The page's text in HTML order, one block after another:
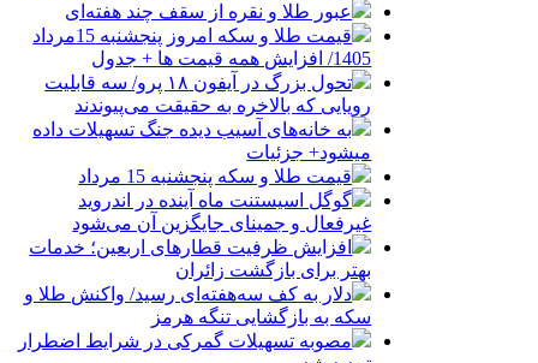
عبور طلا و نقره از سقف چند هفته‌ای
قیمت طلا و سکه امروز پنجشنبه 15مرداد
1405/ افزایش همه قیمت ها + جدول
تحول بزرگ در آیفون ۱۸ پرو/ سه قابلیت
رویایی که بالاخره به حقیقت می‌پیوندند
به خانه‌های آسیب دیده جنگ تسهیلات داده
میشود+ جزئیات
قیمت طلا و سکه پنجشنبه 15 مرداد
گوگل اسیستنت ماه آینده در اندروید
غیرفعال و جمینای جایگزین آن می‌شود
افزایش ظرفیت قطارهای اربعین؛ خدمات
بهتر برای بازگشت زائران
دلار به کف سه‌هفته‌ای رسید/ واکنش طلا و
سکه به بازگشایی تنگه هرمز
مصوبه تسهیلات گمرکی در شرایط اضطرار